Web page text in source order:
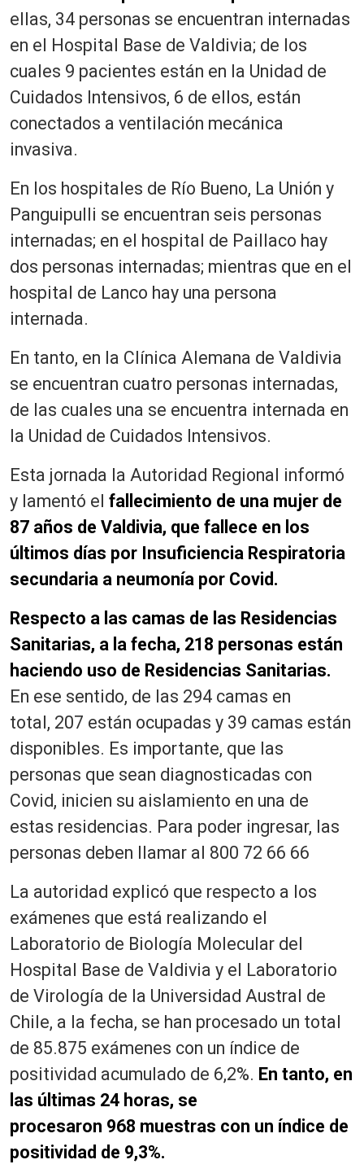
ellas, 34 personas se encuentran internadas
en el Hospital Base de Valdivia; de los
cuales 9 pacientes están en la Unidad de
Cuidados Intensivos, 6 de ellos, están
conectados a ventilación mecánica
invasiva.
En los hospitales de Río Bueno, La Unión y
Panguipulli se encuentran seis personas
internadas; en el hospital de Paillaco hay
dos personas internadas; mientras que en el
hospital de Lanco hay una persona
internada.
En tanto, en la Clínica Alemana de Valdivia
se encuentran cuatro personas internadas,
de las cuales una se encuentra internada en
la Unidad de Cuidados Intensivos.
Esta jornada la Autoridad Regional informó
y lamentó el fallecimiento de una mujer de
87 años de Valdivia, que fallece en los
últimos días por Insuficiencia Respiratoria
secundaria a neumonía por Covid.
Respecto a las camas de las Residencias
Sanitarias, a la fecha, 218 personas están
haciendo uso de Residencias Sanitarias.
En ese sentido, de las 294 camas en
total, 207 están ocupadas y 39 camas están
disponibles. Es importante, que las
personas que sean diagnosticadas con
Covid, inicien su aislamiento en una de
estas residencias. Para poder ingresar, las
personas deben llamar al 800 72 66 66
La autoridad explicó que respecto a los
exámenes que está realizando el
Laboratorio de Biología Molecular del
Hospital Base de Valdivia y el Laboratorio
de Virología de la Universidad Austral de
Chile, a la fecha, se han procesado un total
de 85.875 exámenes con un índice de
positividad acumulado de 6,2%. En tanto, en
las últimas 24 horas, se
procesaron 968 muestras con un índice de
positividad de 9,3%.